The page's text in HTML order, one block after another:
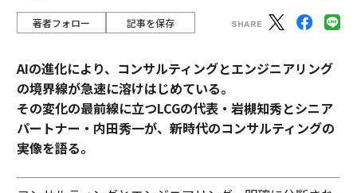
著者フォロー 記事を保存
AIの進化により、コンサルティングとエンジニアリング
の境界線が急速に溶けはじめている。
その変化の最前線に立つLCGの代表・岩槻知秀とシニア
パートナー・内田秀一が、新時代のコンサルティングの
実像を語る。